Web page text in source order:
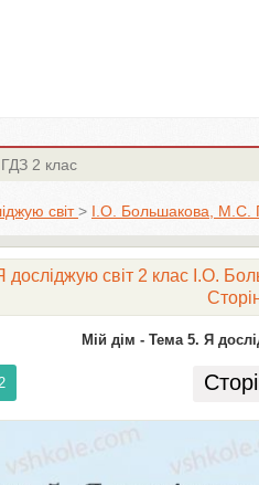
ГДЗ 2 клас
світ > І.О. Большакова, М.С.
досліджую світ 2 клас І.О.
Мій дім - Тема 5. Я